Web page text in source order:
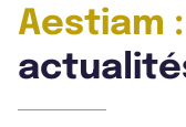
Aestiam :